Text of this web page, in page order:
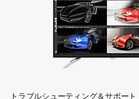
トラブルシューティング＆サポート